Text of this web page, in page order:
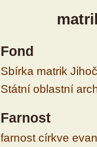
Fond
Sbírka matrik
Státní oblastní
Farnost
farnost církve